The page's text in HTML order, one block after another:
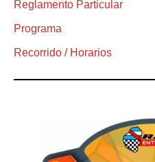
Reglamento Particular
Programa
Recorrido / Horarios